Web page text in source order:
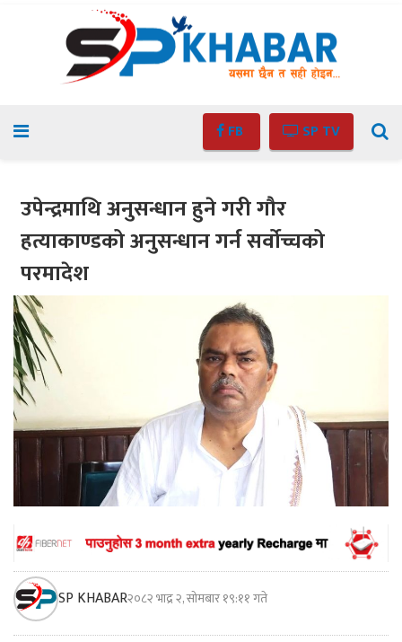
FB SP TV
उपेन्द्रमाथि अनुसन्धान हुने गरी गौर
हत्याकाण्डको अनुसन्धान गर्न सर्वोच्चको
परमादेश
SP KHABAR२०८२ भाद्र २, सोमबार १९:११ गते